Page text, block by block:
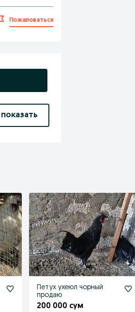
Пожаловаться
показать
Петух ухеюл чорный
продаю
200 000 сум